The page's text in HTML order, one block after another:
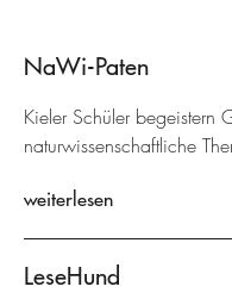
NaWi-Paten
Kieler Schüler begeistern
naturwissenschaftliche
weiterlesen
LeseHund